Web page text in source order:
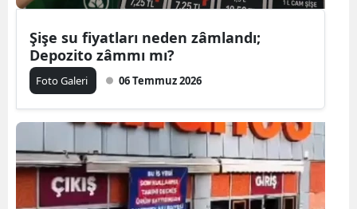
Şişe su fiyatları neden zâmlandı;
Depozito zâmmı mı?
Foto Galeri 06 Temmuz 2026